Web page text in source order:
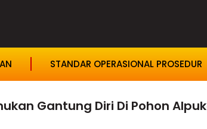
STANDAR OPERASIONAL PROSEDUR
Gantung Diri Di Pohon